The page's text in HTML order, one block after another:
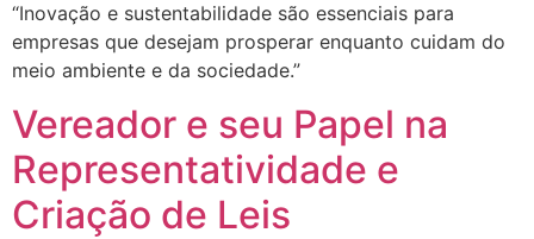
“Inovação e sustentabilidade são essenciais para
empresas que desejam prosperar enquanto cuidam do
meio ambiente e da sociedade.”
Vereador e seu Papel na
Representatividade e
Criação de Leis